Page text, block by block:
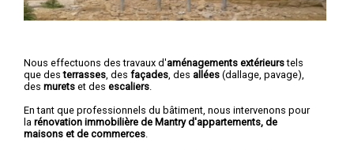
Nous effectuons des travaux d'aménagements extérieurstels
que desterrasses , des façades , des allées (dallage, pavage),
des murets et des escaliers
En tant que professionnels du bâtiment, nous intervenons pour
la rénovation immobilière de Mantry d'appartements, de
maisons et de commerces